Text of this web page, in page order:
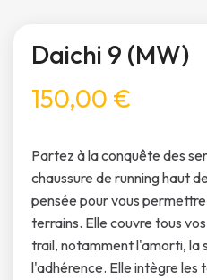
Daichi 9 (MW)
150,00 €
Partez à la conquête des
chaussure de running haut
pensée pour vous
terrains. Elle couvre tous
trail, notamment l'amorti, la
l'adhérence. Elle intègre les